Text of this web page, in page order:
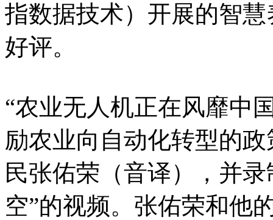
指数据技术）开展的智
好评。
“农业无人机正在风靡中
励农业向自动化转型的
民张佑荣（音译），并
空”的视频。张佑荣和他